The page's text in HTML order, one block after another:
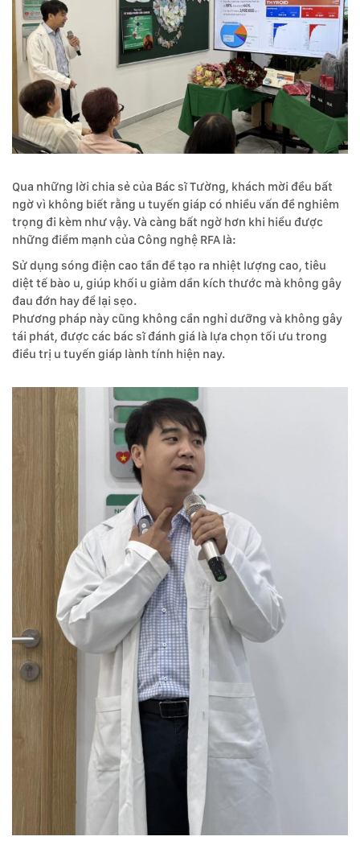
Qua những lời chia sẻ của Bác sĩ Tường, khách mời đều bất
ngờ vì không biết rằng u tuyến giáp có nhiều vấn đề nghiêm
trọng đi kèm như vậy. Và càng bất ngờ hơn khi hiểu được
những điểm mạnh của Công nghệ RFA là:
Sử dụng sóng điện cao tần để tạo ra nhiệt lượng cao, tiêu
diệt tế bào u, giúp khối u giảm dần kích thước mà không gây
đau đớn hay để lại sẹo.
Phương pháp này cũng không cần nghỉ dưỡng và không gây
tái phát, được các bác sĩ đánh giá là lựa chọn tối ưu trong
điều trị u tuyến giáp lành tính hiện nay.